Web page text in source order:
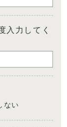
入力してく
ない